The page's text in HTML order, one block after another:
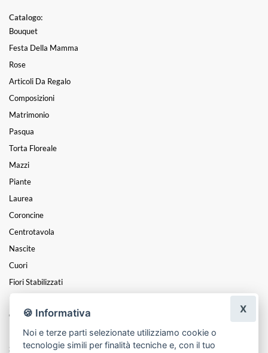
Catalogo:
Bouquet
Festa Della Mamma
Rose
Articoli Da Regalo
Composizioni
Matrimonio
Pasqua
Torta Floreale
Mazzi
Piante
Laurea
Coroncine
Centrotavola
Nascite
Cuori
Fiori Stabilizzati
Le Stabilizzate Flowercube
Cesti
Funebre
San Valentino
🍪 Informativa
Noi e terze parti selezionate utilizziamo cookie o
tecnologie simili per finalità tecniche e, con il tuo
X